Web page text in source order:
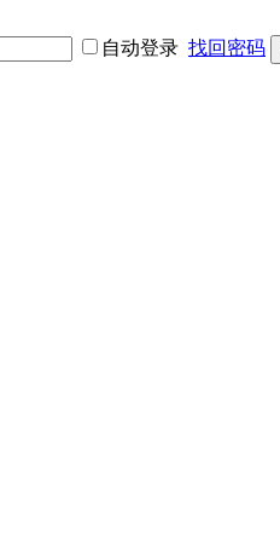
自动登录 找回密码